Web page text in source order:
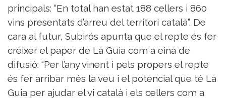
principals: “En total han estat 188 cellers i 860
vins presentats d’arreu del territori català”. De
cara al futur, Subirós apunta que el repte és fer
créixer el paper de La Guia com a eina de
difusió: “Per l’any vinent i pels propers el repte
és fer arribar més la veu i el potencial que té La
Guia per ajudar el vi català i els cellers com a